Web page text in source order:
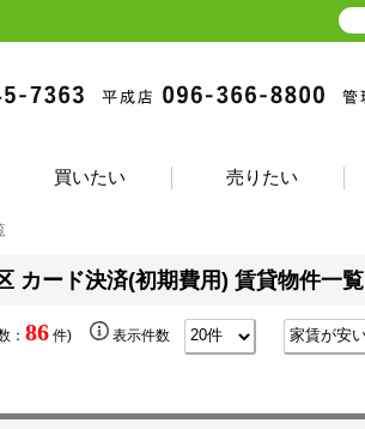
買いたい 売りたい
カード決済(初期費用) 賃貸物件一覧
： 86 件) 表示件数